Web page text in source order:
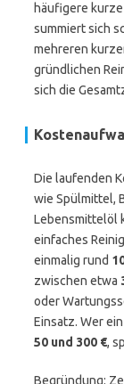
häufigere kurze
summiert sich
mehreren
gründlichen
sich die
Die laufenden
wie Spülmittel,
Lebensmittelöl
einfaches
einmalig rund
zwischen etwa
oder
Einsatz. Wer
50 und 300 €,
Begründung: